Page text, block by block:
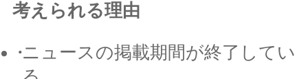
考えられる理由
ニュースの掲載期間が終了してい